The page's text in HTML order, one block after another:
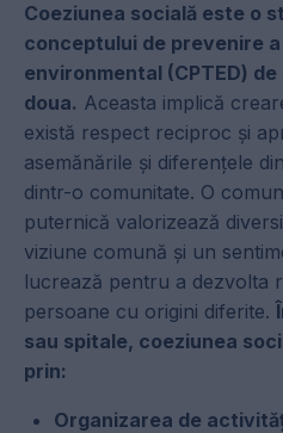
Coeziunea socială este o
conceptului de prevenire
environmental (CPTED)
doua. Aceasta implică
există respect reciproc și
asemănările și diferențele
dintr-o comunitate. O
puternică valorizează
viziune comună și un
lucrează pentru a dezvolta
persoane cu origini diferite.
sau spitale, coeziunea
prin:
Organizarea de